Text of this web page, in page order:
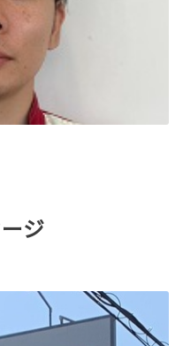
ジ